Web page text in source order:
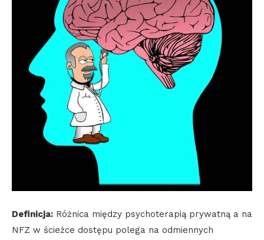
Definicja: Różnica między psychoterapią prywatną a na
NFZ w ścieżce dostępu polega na odmiennych